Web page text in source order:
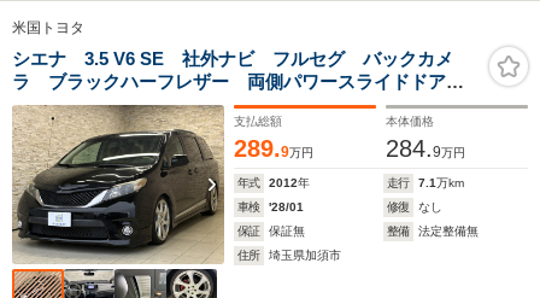
米国トヨタ
シエナ 3.5 V6 SE 社外ナビ フルセグ バックカメ
ラ ブラックハーフレザー 両側パワースライドドア
パワーシート パワーバックドア クルーズコントロー
ル Pシート ETC LEDヘッドライト 社外20インチ
AW
支払総額
289.9万円
本体価格
284.9万円
年式 2012年 走行 7.1万km
車検
'28/01 修復
なし
保証
保証無 整備
法定整備無
住所
埼玉県加須市